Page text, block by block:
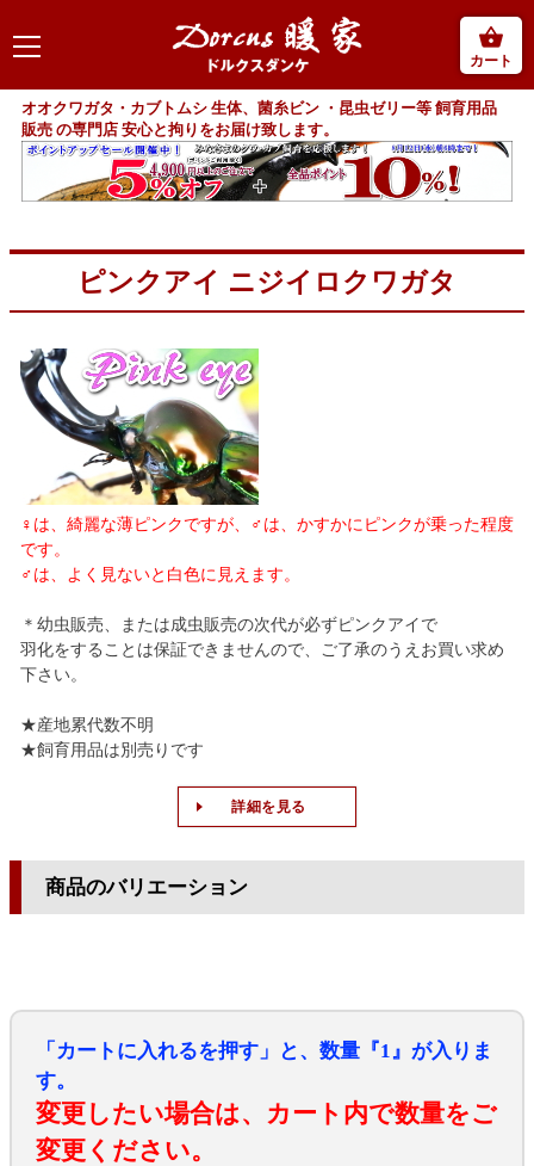
カート
オオクワガタ・カブトムシ 生体、菌糸ビン ・昆虫ゼリー等 飼育用品
販売 の専門店 安心と拘りをお届け致します。
ピンクアイ ニジイロクワガタ
♀は、綺麗な薄ピンクですが、♂は、かすかにピンクが乗った程度
です。
♂は、よく見ないと白色に見えます。
＊幼虫販売、または成虫販売の次代が必ずピンクアイで
羽化をすることは保証できませんので、ご了承のうえお買い求め
下さい。
★産地累代数不明
★飼育用品は別売りです
詳細を見る
商品のバリエーション
「カートに入れるを押す」と、数量『1』が入りま
す。
変更したい場合は、カート内で数量をご
変更ください。